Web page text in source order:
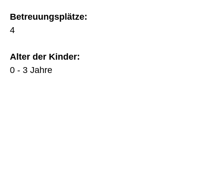
Betreuungsplätze:
4
Alter der Kinder:
0 - 3 Jahre